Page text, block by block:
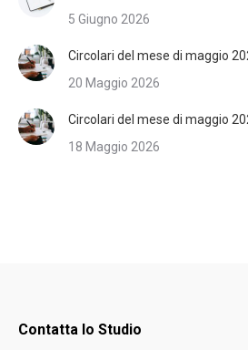
5 Giugno 2026
Circolari del mese di maggio
20 Maggio 2026
Circolari del mese di maggio
18 Maggio 2026
Contatta lo Studio